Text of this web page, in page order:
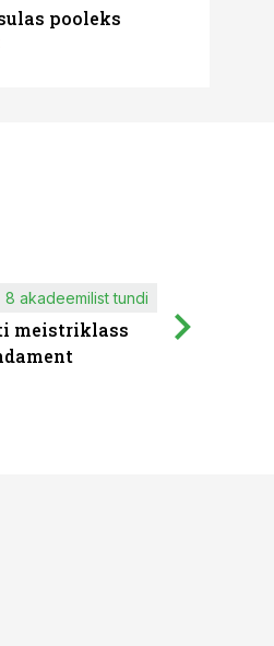
pooleks
meistriklass
8 akadeemilist tundi